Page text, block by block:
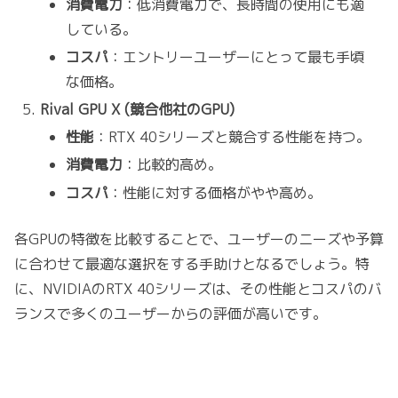
消費電力 ：低消費電力で、長時間の使用にも適
している。
コスパ ：エントリーユーザーにとって最も手頃
な価格。
Rival GPU X (競合他社のGPU)
性能 ：RTX 40シリーズと競合する性能を持つ。
消費電力 ：比較的高め。
コスパ ：性能に対する価格がやや高め。
各GPUの特徴を比較することで、ユーザーのニーズや予算
に合わせて最適な選択をする手助けとなるでしょう。特
に、NVIDIAのRTX 40シリーズは、その性能とコスパのバ
ランスで多くのユーザーからの評価が高いです。